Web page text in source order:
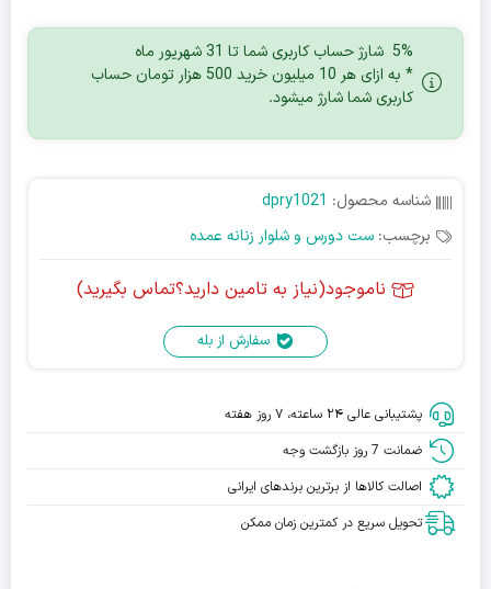
5% شارژ حساب کاربری شما تا 31 شهریور ماه
* به ازای هر 10 میلیون خرید 500 هزار تومان حساب
کاربری شما شارژ میشود.
شناسه محصول: dpry1021
برچسب: ست دورس و شلوار زنانه عمده
ناموجود(نیاز به تامین دارید؟تماس بگیرید)
سفارش از بله
پشتیبانی عالی ۲۴ ساعته، ۷ روز هفته
ضمانت 7 روز بازگشت وجه
اصالت کالاها از برترین برندهای ایرانی
تحویل سریع در کمترین زمان ممکن